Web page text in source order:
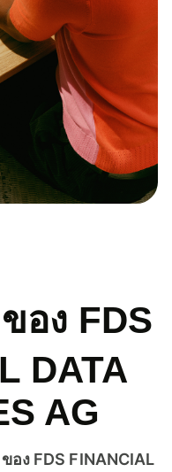
อง FDS
DATA
AG
อง FDS FINANCIAL